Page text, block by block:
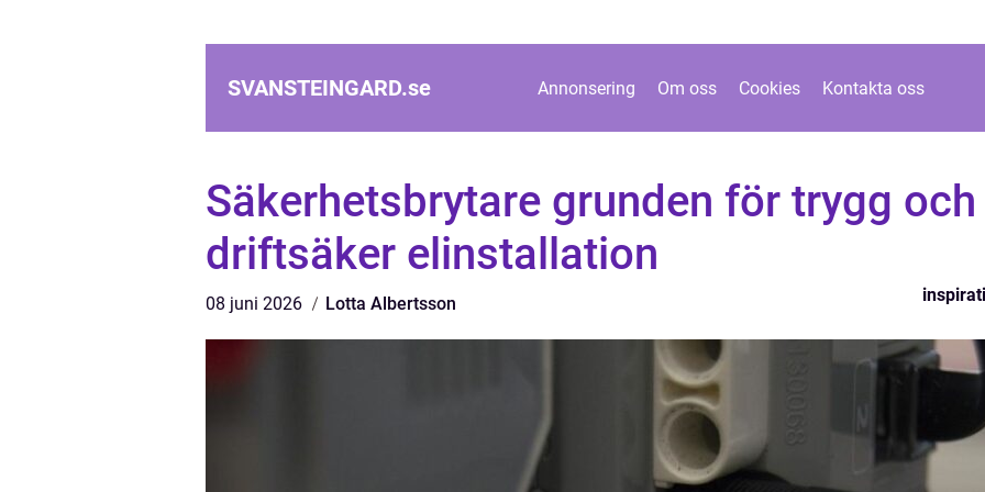
SVANSTEINGARD.se Annonsering Om oss Cookies Kontakta oss
Säkerhetsbrytare grunden för trygg och
driftsäker elinstallation
08 juni 2026 Lotta Albertsson